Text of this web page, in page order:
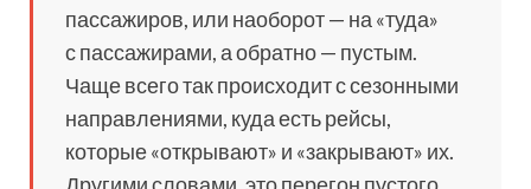
пассажиров, или наоборот — на «туда»
с пассажирами, а обратно — пустым.
Чаще всего так происходит с сезонными
направлениями, куда есть рейсы,
которые «открывают» и «закрывают» их.